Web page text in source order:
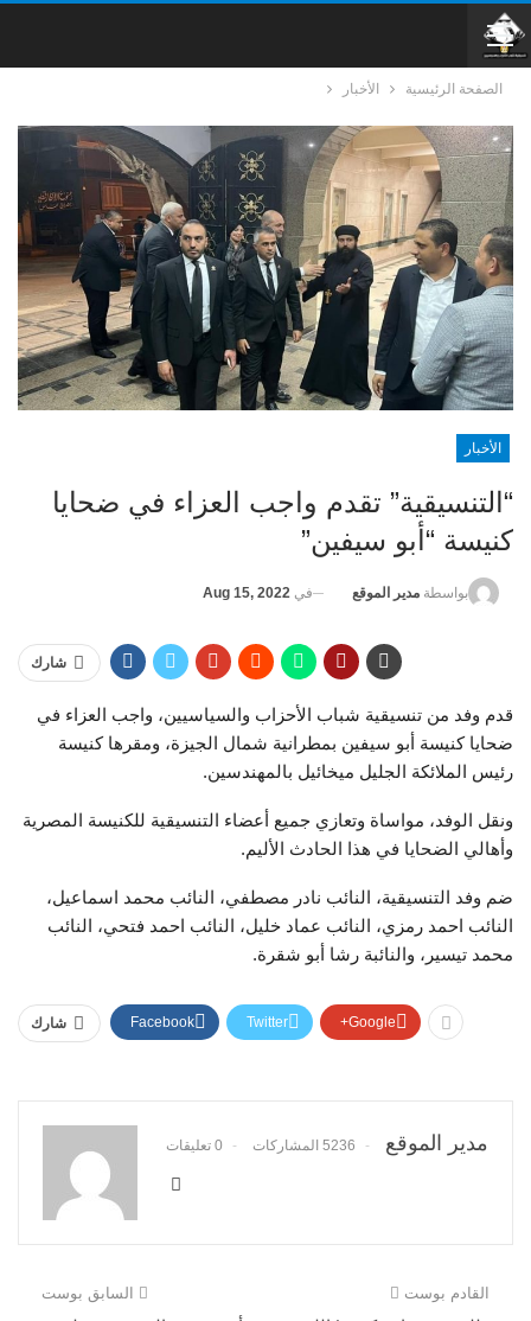
الصفحة الرئيسية الأخبار
الأخبار
“التنسيقية” تقدم واجب العزاء في ضحايا
كنيسة “أبو سيفين”
بواسطة مدير الموقع في Aug 15, 2022
شارك
قدم وفد من تنسيقية شباب الأحزاب والسياسيين، واجب العزاء في
ضحايا كنيسة أبو سيفين بمطرانية شمال الجيزة، ومقرها كنيسة
رئيس الملائكة الجليل ميخائيل بالمهندسين.
ونقل الوفد، مواساة وتعازي جميع أعضاء التنسيقية للكنيسة المصرية
وأهالي الضحايا في هذا الحادث الأليم.
ضم وفد التنسيقية، النائب نادر مصطفي، النائب محمد اسماعيل،
النائب احمد رمزي، النائب عماد خليل، النائب احمد فتحي، النائب
محمد تيسير، والنائبة رشا أبو شقرة.
شارك Facebook Twitter Google+
مدير الموقع 5236 المشاركات 0 تعليقات
السابق بوست القادم بوست